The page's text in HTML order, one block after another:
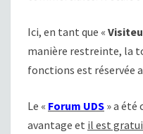
Ici, en tant que «
manière restreinte, la
fonctions est réservée
Le « Forum UDS » a été
avantage et il est